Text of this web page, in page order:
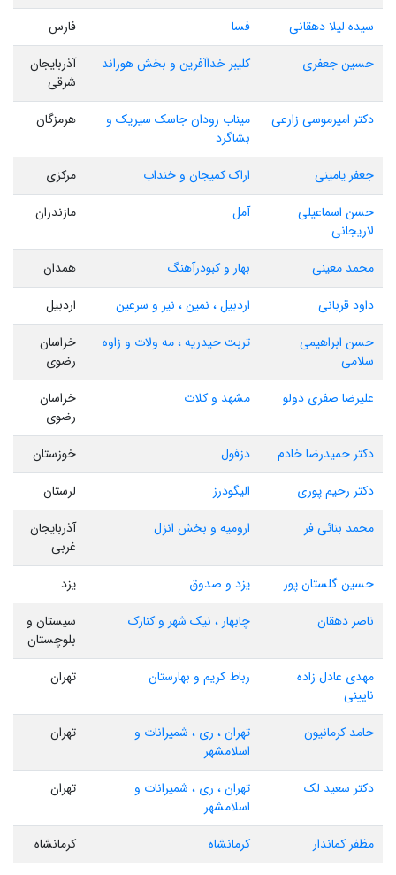
سیده لیلا دهقانی فسا
فارس
حسین جعفری
کلیبر خداآفرین و بخش هوراند
آذربایجان
شرقی
دکتر امیرموسی زارعی
میناب رودان جاسک سیریک و
بشاگرد
هرمزگان
جعفر یامینی اراک کمیجان و خنداب
مرکزی
حسن اسماعیلی
لاریجانی
آمل مازندران
محمد معینی بهار و کبودرآهنگ
همدان
داود قربانی
اردبیل ، نمین ، نیر و سرعین
اردبیل
حسن ابراهیمی
سلامی
تربت حیدریه ، مه ولات و زاوه
خراسان
رضوی
علیرضا صفری دولو
مشهد و کلات
خراسان
رضوی
دکتر حمیدرضا خادم
دزفول
خوزستان
دکتر رحیم پوری
الیگودرز
لرستان
محمد بنائی فر
ارومیه و بخش انزل
آذربایجان
غربی
حسین گلستان پور
یزد و صدوق
یزد
ناصر دهقان
چابهار ، نیک شهر و کنارک
سیستان و
بلوچستان
مهدی عادل زاده
نایینی
رباط کریم و بهارستان تهران
حامد کرمانیون
تهران ، ری ، شمیرانات و
اسلامشهر
تهران
دکتر سعید لک
تهران ، ری ، شمیرانات و
اسلامشهر
تهران
مظفر کماندار کرمانشاه
کرمانشاه